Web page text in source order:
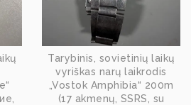
Tarybinis, sovietinių laikų
vyriškas narų laikrodis
„Vostok Amphibia“ 200m
(17 akmenų, SSRS, su